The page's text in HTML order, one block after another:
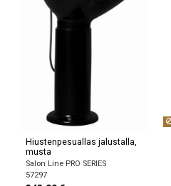
Hiustenpesuallas jalustalla,
musta
Salon Line PRO SERIES
57297